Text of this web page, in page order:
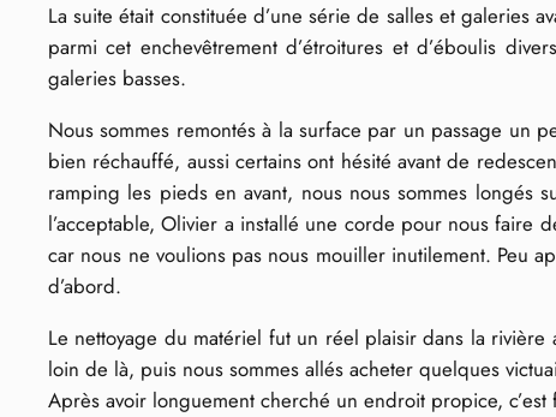
La suite était constituée d’une série de salles et galeries
parmi cet enchevêtrement d’étroitures et d’éboulis
galeries basses.
Nous sommes remontés à la surface par un passage un
bien réchauffé, aussi certains ont hésité avant de
ramping les pieds en avant, nous nous sommes longés
l’acceptable, Olivier a installé une corde pour nous faire
car nous ne voulions pas nous mouiller inutilement. Peu
d’abord.
Le nettoyage du matériel fut un réel plaisir dans la rivière
loin de là, puis nous sommes allés acheter quelques
Après avoir longuement cherché un endroit propice,